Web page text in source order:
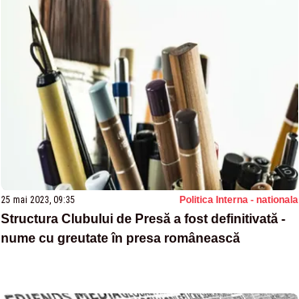
25 mai 2023, 09:35 Politica Interna - nationala
Structura Clubului de Presă a fost definitivată -
nume cu greutate în presa românească